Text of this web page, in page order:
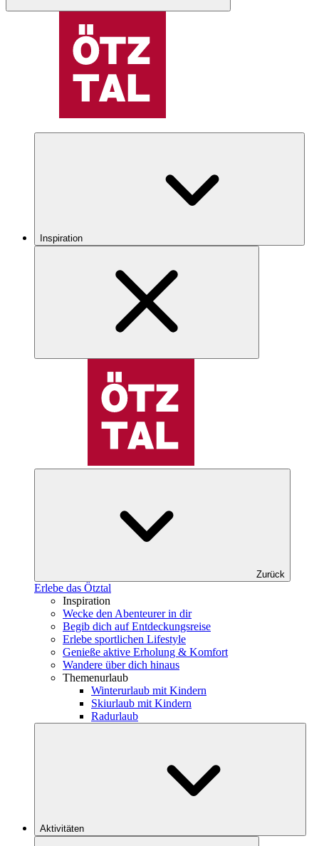
Inspiration
Zurück
Erlebe das Ötztal
Inspiration
Wecke den Abenteurer in dir
Begib dich auf Entdeckungsreise
Erlebe sportlichen Lifestyle
Genieße aktive Erholung & Komfort
Wandere über dich hinaus
Themenurlaub
Winterurlaub mit Kindern
Skiurlaub mit Kindern
Radurlaub
Aktivitäten